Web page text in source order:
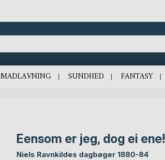
MADLAVNING SUNDHED FANTASY
Eensom er jeg, dog ei ene!
Niels Ravnkildes dagbøger 1880-84